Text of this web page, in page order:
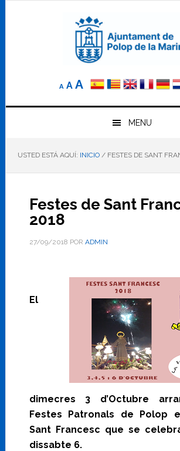
A
Reducir
elA Tamaño
AAumentar
el
tamaño
letra
MENU
USTED ESTÁ AQUÍ: INICIO /FESTES DE SANT
Festes de Sant
2018
27/09/2018 POR ADMIN
El
dimecres 3 d’Octubre
Festes Patronals de Polop
Sant Francesc que se
dissabte 6.